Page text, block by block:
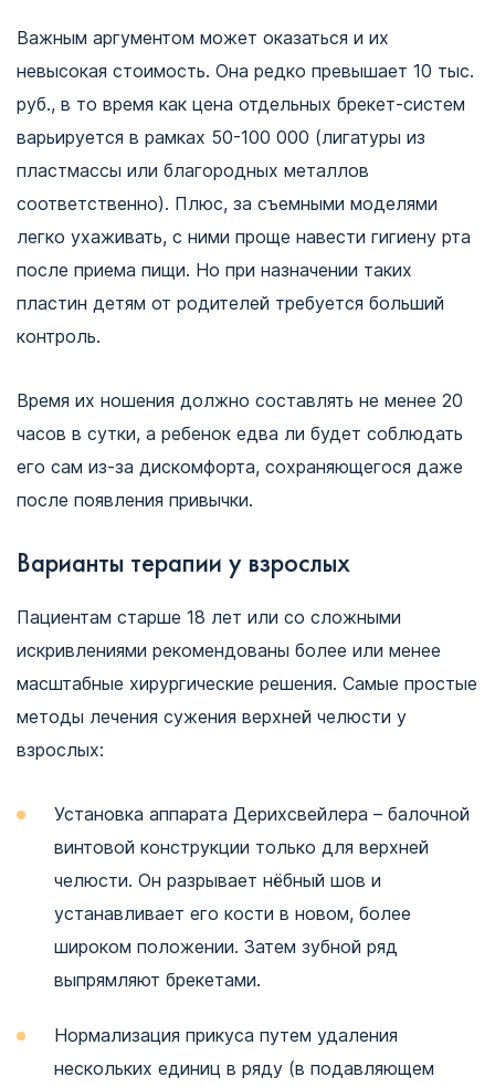
Важным аргументом может оказаться и их
невысокая стоимость. Она редко превышает 10 тыс.
руб., в то время как цена отдельных брекет-систем
варьируется в рамках 50-100 000 (лигатуры из
пластмассы или благородных металлов
соответственно). Плюс, за съемными моделями
легко ухаживать, с ними проще навести гигиену рта
после приема пищи. Но при назначении таких
пластин детям от родителей требуется больший
контроль.
Время их ношения должно составлять не менее 20
часов в сутки, а ребенок едва ли будет соблюдать
его сам из-за дискомфорта, сохраняющегося даже
после появления привычки.
Варианты терапии у взрослых
Пациентам старше 18 лет или со сложными
искривлениями рекомендованы более или менее
масштабные хирургические решения. Самые простые
методы лечения сужения верхней челюсти у
взрослых:
Установка аппарата Дерихсвейлера – балочной
винтовой конструкции только для верхней
челюсти. Он разрывает нёбный шов и
устанавливает его кости в новом, более
широком положении. Затем зубной ряд
выпрямляют брекетами.
Нормализация прикуса путем удаления
нескольких единиц в ряду (в подавляющем